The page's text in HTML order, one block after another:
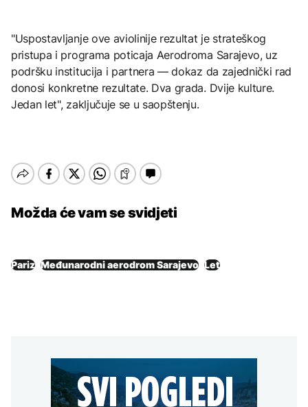
"Uspostavljanje ove aviolinije rezultat je strateškog
pristupa i programa poticaja Aerodroma Sarajevo, uz
podršku institucija i partnera — dokaz da zajednički rad
donosi konkretne rezultate. Dva grada. Dvije kulture.
Jedan let", zaključuje se u saopštenju.
Možda će vam se svidjeti
Pariz Međunarodni aerodrom Sarajevo Let